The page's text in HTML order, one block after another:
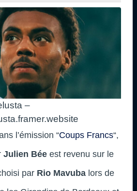
–
l’émission “Coups Francs“,
Julien Bée est revenu sur le
par Rio Mavuba lors de